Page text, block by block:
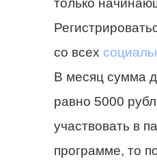
только
со всех
В месяц сумма
равно 5000
участвовать в
программе, то